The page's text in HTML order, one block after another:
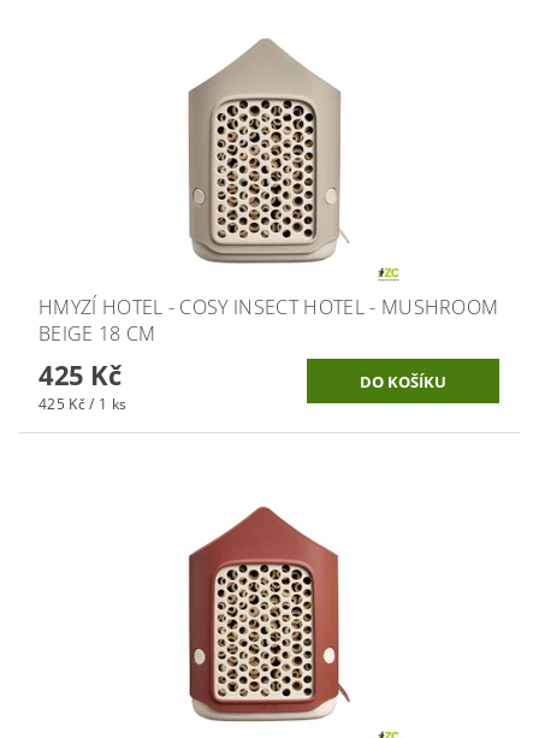
HMYZÍ HOTEL - COSY INSECT HOTEL - MUSHROOM
BEIGE 18 CM
425 Kč
425 Kč / 1 ks